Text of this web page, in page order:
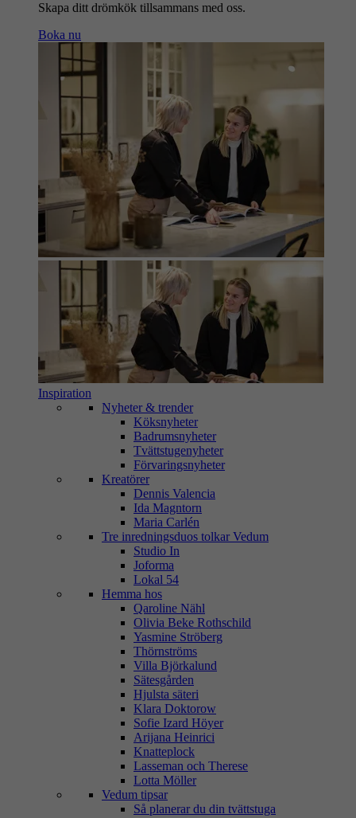
Skapa ditt drömkök tillsammans med oss.
Boka nu
Inspiration
Nyheter & trender
Köksnyheter
Badrumsnyheter
Tvättstugenyheter
Förvaringsnyheter
Kreatörer
Dennis Valencia
Ida Magntorn
Maria Carlén
Tre inredningsduos tolkar Vedum
Studio In
Joforma
Lokal 54
Hemma hos
Qaroline Nähl
Olivia Beke Rothschild
Yasmine Ströberg
Thörnströms
Villa Björkalund
Sätesgården
Hjulsta säteri
Klara Doktorow
Sofie Izard Höyer
Arijana Heinrici
Knatteplock
Lasseman och Therese
Lotta Möller
Vedum tipsar
Så planerar du din tvättstuga